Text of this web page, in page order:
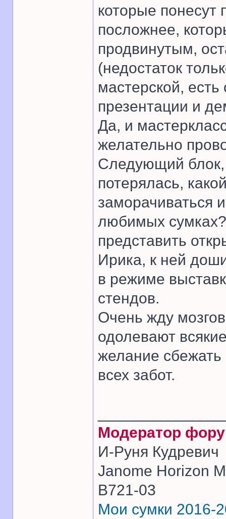
которые
посложнее,
продвинутым,
(недостаток
мастерской,
презентации и
Да, и
желательно
Следующий блок,
потерялась,
заморачиваться
любимых
представить
Ирика, к ней
в режиме
стендов.
Очень жду
одолевают
желание сбежать
всех забот.
Модератор
И-Руня Кудревич
Janome Horizon
B721-03
Мои сумки 2016-